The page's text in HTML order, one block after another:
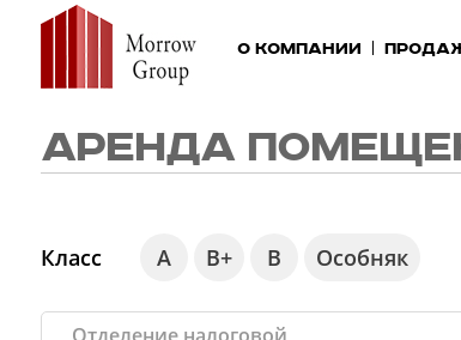
О компании
АРЕНДА
Класс А В+ В Особняк